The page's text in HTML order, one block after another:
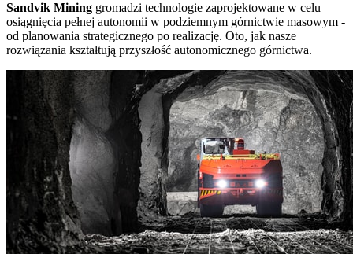
Sandvik Mining gromadzi technologie zaprojektowane w celu
osiągnięcia pełnej autonomii w podziemnym górnictwie masowym -
od planowania strategicznego po realizację. Oto, jak nasze
rozwiązania kształtują przyszłość autonomicznego górnictwa.